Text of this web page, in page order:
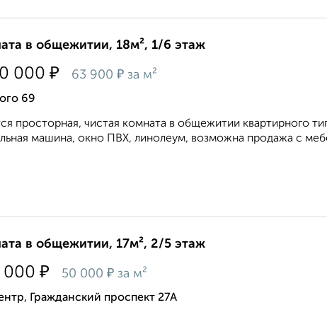
в общежитии, 18м², 1/6 этаж
000 ₽ 63 900 ₽ за м²
69
просторная, чистая комната в общежитии квартирного
машина, окно ПВХ, линолеум, возможна продажа с
в общежитии, 17м², 2/5 этаж
000 ₽ 50 000 ₽ за м²
Гражданский проспект 27А